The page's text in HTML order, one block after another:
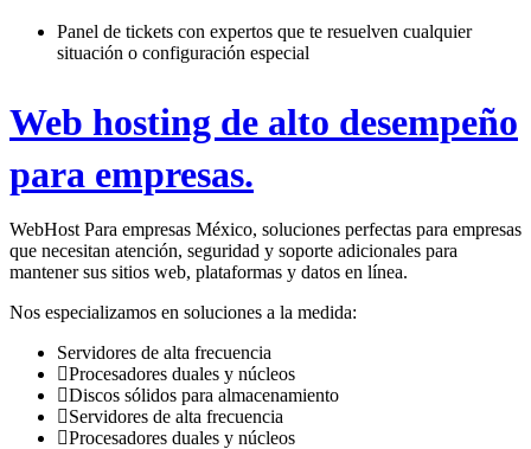
Panel de tickets con expertos que te resuelven cualquier
situación o configuración especial
Web hosting de alto desempeño
para empresas.
WebHost Para empresas México, soluciones perfectas para empresas
que necesitan atención, seguridad y soporte adicionales para
mantener sus sitios web, plataformas y datos en línea.
Nos especializamos en soluciones a la medida:
Servidores de alta frecuencia
Procesadores duales y núcleos
Discos sólidos para almacenamiento
Servidores de alta frecuencia
Procesadores duales y núcleos